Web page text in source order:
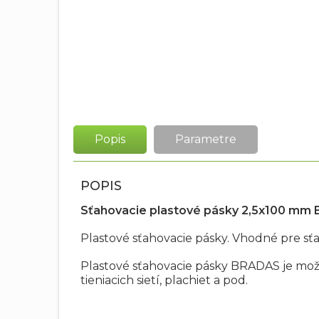
Popis Parametre
POPIS
Sťahovacie plastové pásky 2,5x100 mm
Plastové sťahovacie pásky. Vhodné pre
Plastové sťahovacie pásky BRADAS je
tieniacich sietí, plachiet a pod.